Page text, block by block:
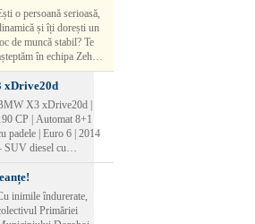
vă rog să sunați la
numărul de telefon.
o persoană serioasă,
și îți dorești un
de muncă stabil? Te
în echipa Zehab
Posturi
-
AJUTOR
2/posturi -
LUCRATOR
COMERCIAL
: Contract de
Program flexibil
motivant, în
de experienț
xDrive20d
X3 xDrive20d |
CP | Automat 8+1
padele | Euro 6 | 2014
SUV diesel cu
pentru cei care
performanță,
confort și siguranță în
condiții.
inimile îndurerate,
Primăriei